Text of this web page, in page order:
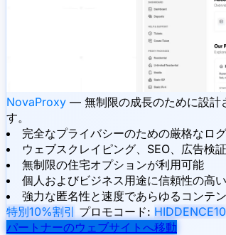
NovaProxy — 無制限の成長のために設計
す。
完全なプライバシーのための厳格なロ
ウェブスクレイピング、SEO、広告検
無制限の住宅オプションが利用可能
個人およびビジネス用途に信頼性の高
強力な匿名性と速度であらゆるコンテ
特別10%割引 プロモコード: HIDDENCE10
パートナーのウェブサイトへ移動